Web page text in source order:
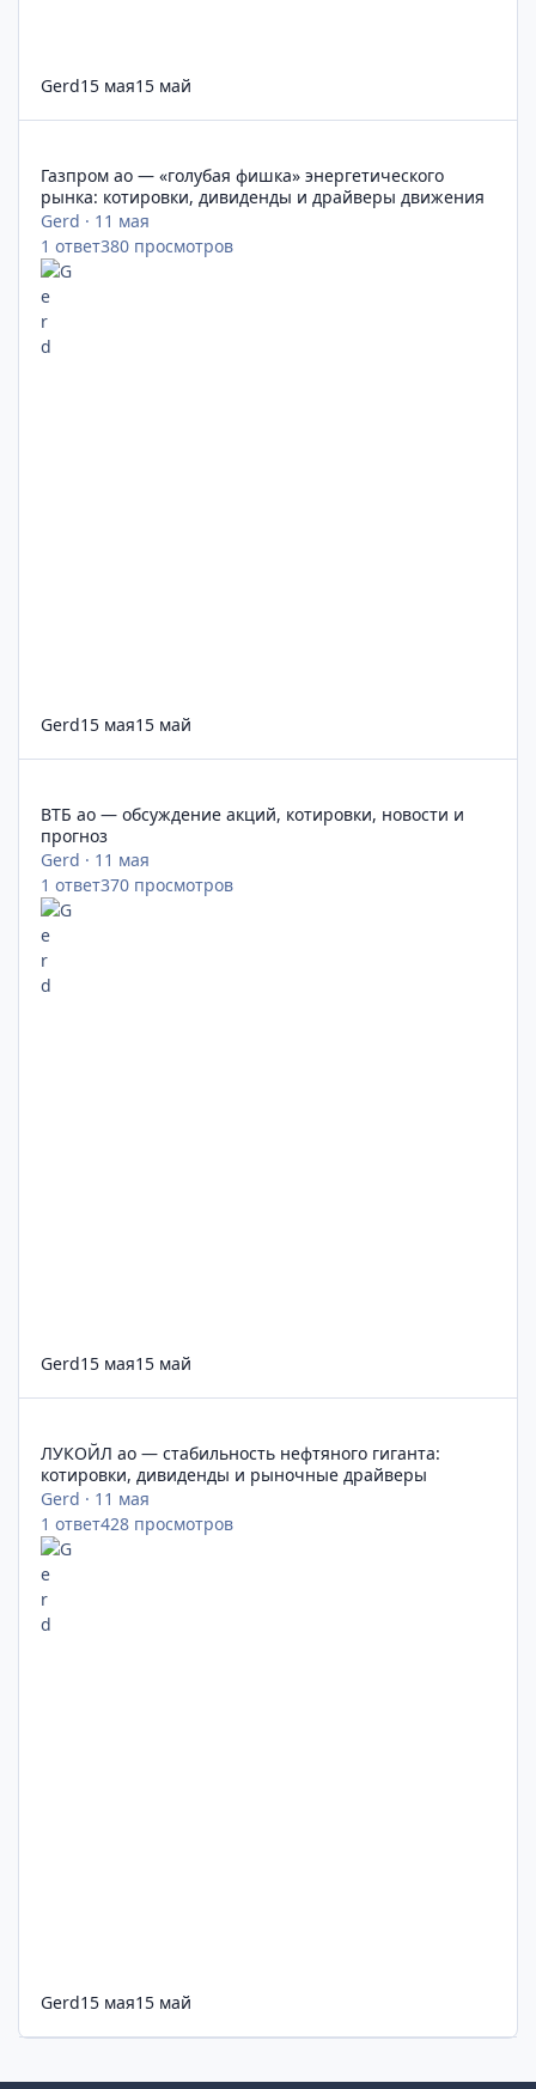
Gerd15 мая15 май
Газпром ао — «голубая фишка» энергетического
рынка: котировки, дивиденды и драйверы движения
Gerd · 11 мая
1 ответ380 просмотров
Gerd15 мая15 май
ВТБ ао — обсуждение акций, котировки, новости и
прогноз
Gerd · 11 мая
1 ответ370 просмотров
Gerd15 мая15 май
ЛУКОЙЛ ао — стабильность нефтяного гиганта:
котировки, дивиденды и рыночные драйверы
Gerd · 11 мая
1 ответ428 просмотров
Gerd15 мая15 май